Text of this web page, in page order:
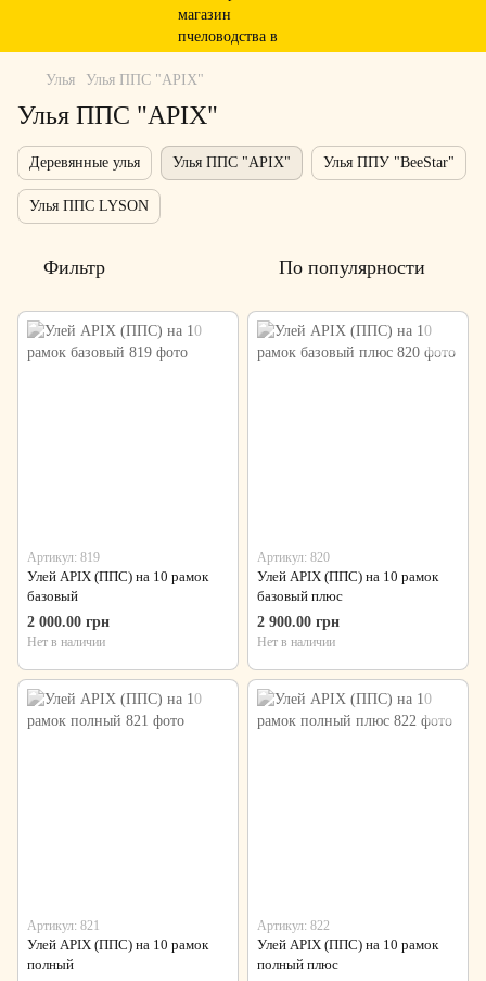
Улья Улья ППС "APIX"
Улья ППС "APIX"
Деревянные улья Улья ППС "APIX" Улья ППУ "BeeStar"
Улья ППС LYSON
Фильтр По популярности
Артикул: 819
Улей APIX (ППС) на 10 рамок
базовый
2 000.00 грн
Нет в наличии
Артикул: 820
Улей APIX (ППС) на 10 рамок
базовый плюс
2 900.00 грн
Нет в наличии
Артикул: 821
Улей APIX (ППС) на 10 рамок
полный
Артикул: 822
Улей APIX (ППС) на 10 рамок
полный плюс